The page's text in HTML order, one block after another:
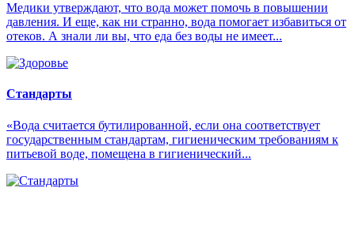
Медики утверждают, что вода может помочь в повышении
давления. И еще, как ни странно, вода помогает избавиться от
отеков. А знали ли вы, что еда без воды не имеет...
Стандарты
«Вода считается бутилированной, если она соответствует
государственным стандартам, гигиеническим требованиям к
питьевой воде, помещена в гигиенический...